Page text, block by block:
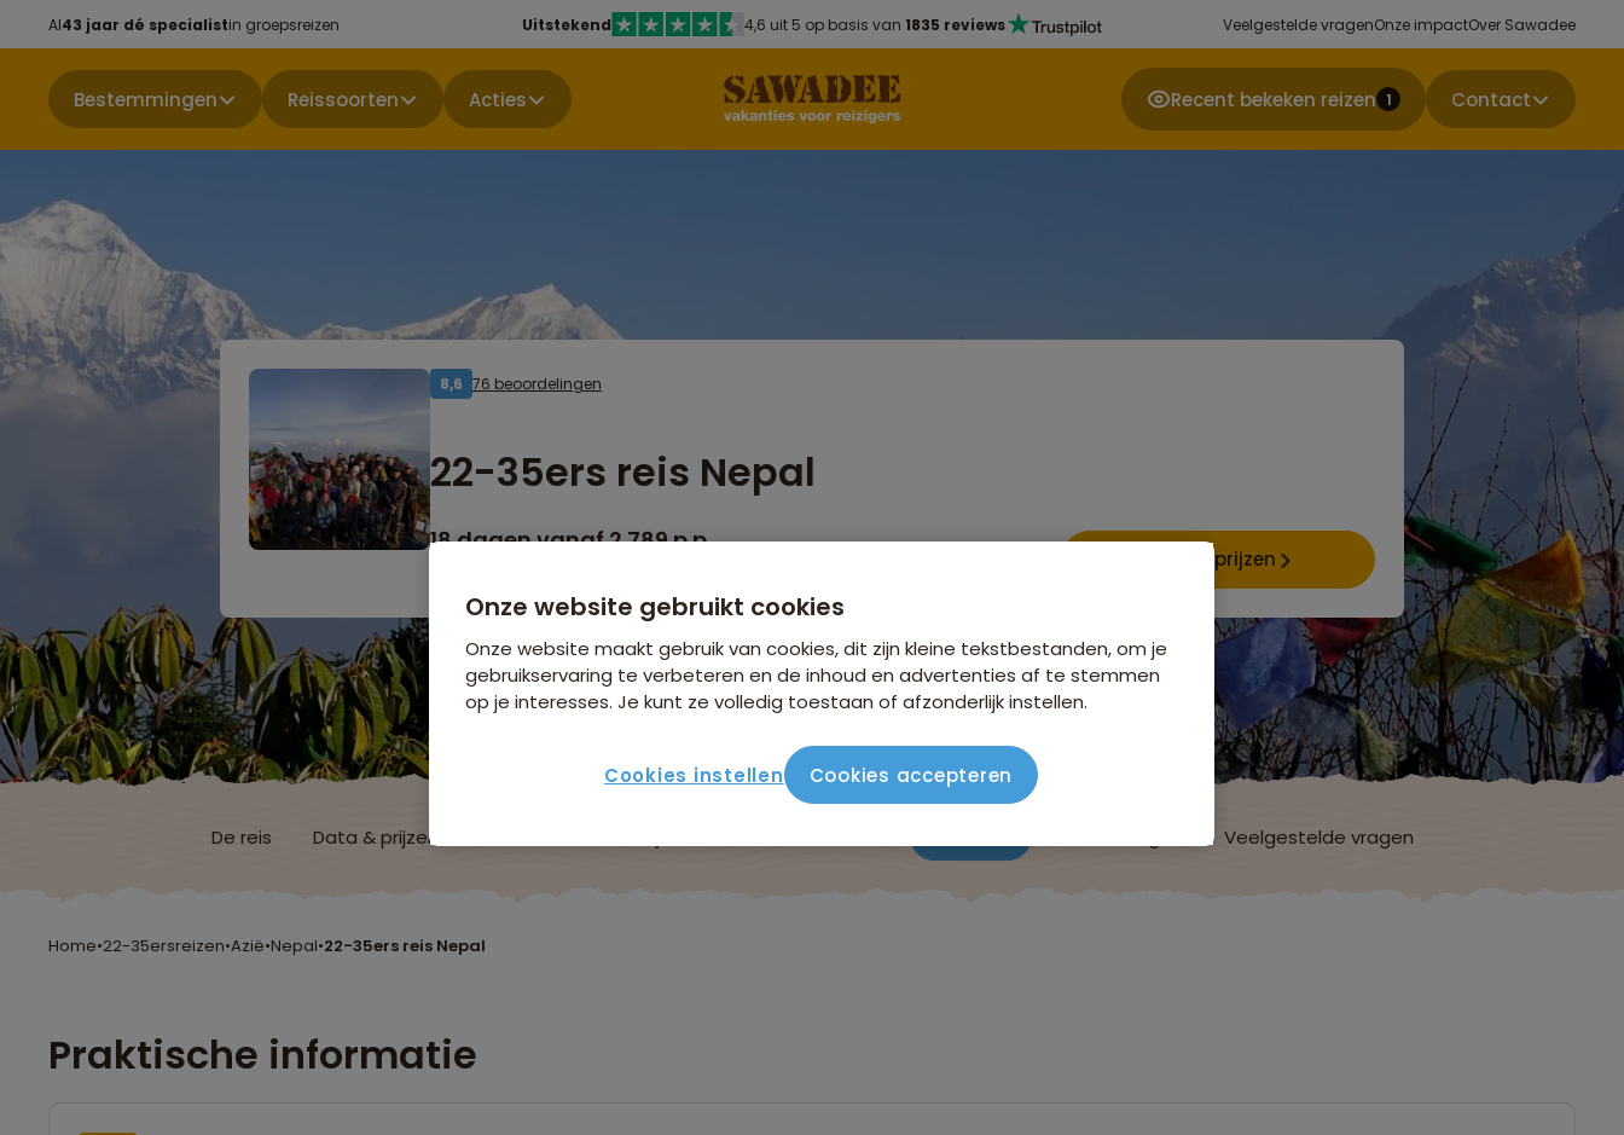
Al43 jaar dé specialistin groepsreizen Uitstekend 4,6 uit 5 op basis van 1835 reviews Veelgestelde vragenOnze impactOver Sawadee
Bestemmingen Reissoorten Acties Recent bekeken reizen 1 Contact
8,6 76 beoordelingen
22-35ers reis Nepal
18 dagen vanaf 2.789 p.p.
Data & prijzen
De reis Data & prijzen Veelgestelde vragen
Home•22-35ersreizen•Azië•Nepal•22-35ers reis Nepal
Praktische informatie
Onze website gebruikt cookies
Onze website maakt gebruik van cookies, dit zijn kleine tekstbestanden, om je
gebruikservaring te verbeteren en de inhoud en advertenties af te stemmen
op je interesses. Je kunt ze volledig toestaan of afzonderlijk instellen.
Cookies instellen Cookies accepteren